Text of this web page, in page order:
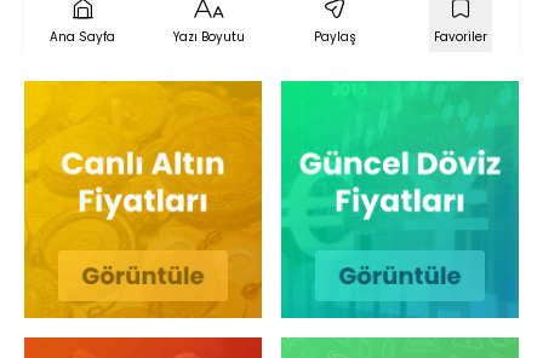
Ana Sayfa Yazı Boyutu Paylaş Favoriler